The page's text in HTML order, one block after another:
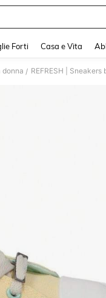
Forti Casa e Vita
donna /